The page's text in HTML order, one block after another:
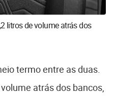
litros de volume atrás dos
termo entre as duas.
atrás dos bancos,